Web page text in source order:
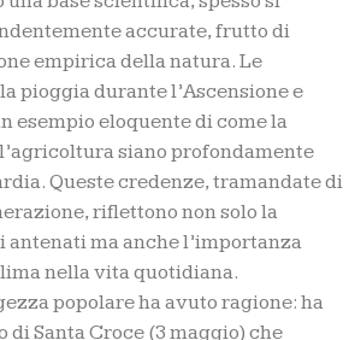
accurate, frutto di
empirica della natura. Le
pioggia durante l’Ascensione e
esempio eloquente di come la
siano profondamente
Queste credenze, tramandate di
riflettono non solo la
antenati ma anche l’importanza
nella vita quotidiana.
popolare ha avuto ragione: ha
Santa Croce (3 maggio) che